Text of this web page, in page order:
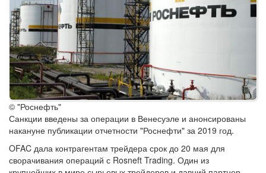
© "Роснефть"
Санкции введены за операции в Венесуэле и анонсированы
накануне публикации отчетности "Роснефти" за 2019 год.
OFAC дала контрагентам трейдера срок до 20 мая для
сворачивания операций с Rosneft Trading. Один из